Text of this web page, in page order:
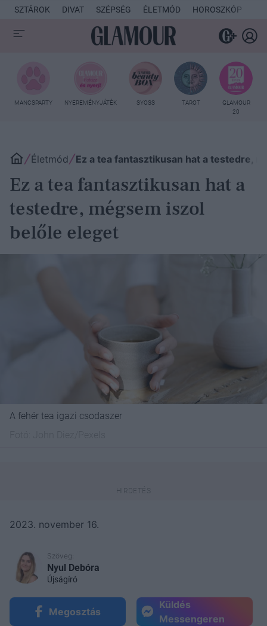
SZTÁROK DIVAT SZÉPSÉG ÉLETMÓD HOROSZKÓP
MANCSPARTY NYEREMÉNYJÁTÉK SYOSS TAROT
GLAMOUR
20
Életmód Ez a tea fantasztikusan hat a testedre,
Ez a tea fantasztikusan hat a
testedre, mégsem iszol
belőle eleget
A fehér tea igazi csodaszer
2023. november 16.
Szöveg:
Nyul Debóra
Újságíró
Megosztás
Küldés
Messengeren